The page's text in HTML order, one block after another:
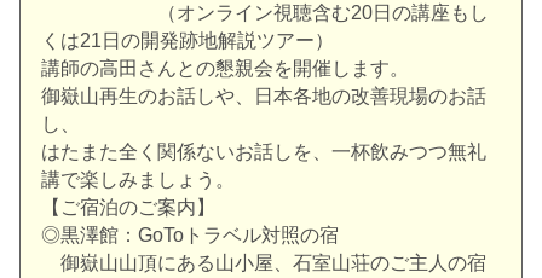
（オンライン視聴含む20日の講座もし
くは21日の開発跡地解説ツアー）
講師の高田さんとの懇親会を開催します。
御嶽山再生のお話しや、日本各地の改善現場のお話
し、
はたまた全く関係ないお話しを、一杯飲みつつ無礼
講で楽しみましょう。
【ご宿泊のご案内】
◎黒澤館：GoToトラベル対照の宿
御嶽山山頂にある山小屋、石室山荘のご主人の宿